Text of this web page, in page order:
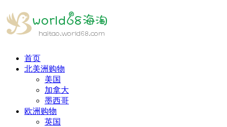
首页
北美洲购物
美国
加拿大
墨西哥
欧洲购物
英国